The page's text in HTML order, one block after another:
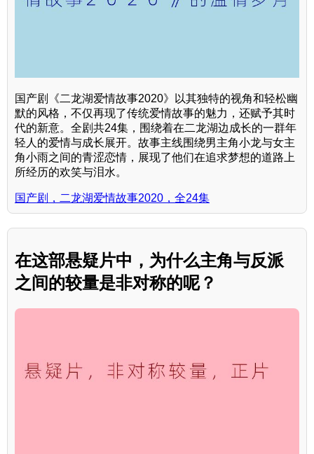
国产剧《二龙湖爱情故事2020》以其独特的视角和轻松幽
默的风格，不仅再现了传统爱情故事的魅力，还赋予其时
代的新意。全剧共24集，围绕着在二龙湖边成长的一群年
轻人的爱情与成长展开。故事主线围绕男主角小龙与女主
角小雨之间的青涩恋情，展现了他们在追求梦想的道路上
所经历的欢笑与泪水。
国产剧，二龙湖爱情故事2020，全24集
在这部悬疑片中，为什么主角与反派
之间的较量是非对称的呢？